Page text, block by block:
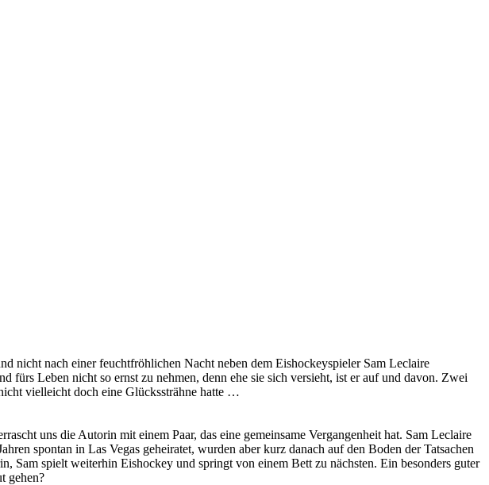
nicht nach einer feuchtfröhlichen Nacht neben dem Eishockeyspieler Sam Leclaire
fürs Leben nicht so ernst zu nehmen, denn ehe sie sich versieht, ist er auf und davon. Zwei
vielleicht doch eine Glückssträhne hatte …
uns die Autorin mit einem Paar, das eine gemeinsame Vergangenheit hat. Sam Leclaire
spontan in Las Vegas geheiratet, wurden aber kurz danach auf den Boden der Tatsachen
Sam spielt weiterhin Eishockey und springt von einem Bett zu nächsten. Ein besonders guter
gehen?